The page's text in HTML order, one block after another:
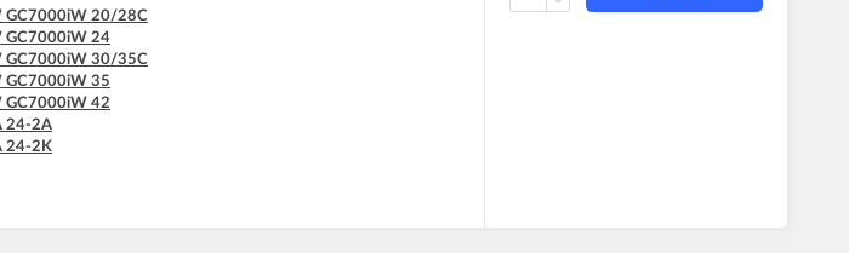
GC7000iW 20/28C
GC7000iW 24
GC7000iW 30/35C
GC7000iW 35
GC7000iW 42
24-2A
24-2K
24-2K